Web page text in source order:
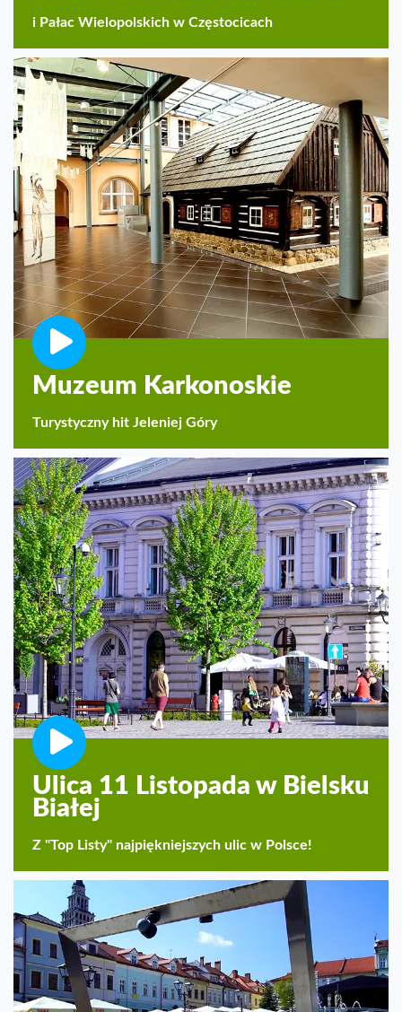
i Pałac Wielopolskich w Częstocicach
Muzeum Karkonoskie
Turystyczny hit Jeleniej Góry
Ulica 11 Listopada w Bielsku
Białej
Z "Top Listy" najpiękniejszych ulic w Polsce!